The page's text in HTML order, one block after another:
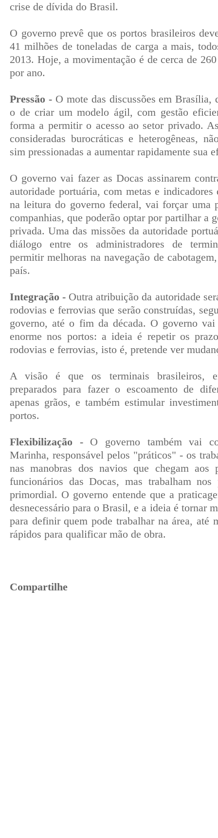
crise de dívida do Brasil.
O governo prevê que os portos brasileiros
41 milhões de toneladas de carga a mais,
2013. Hoje, a movimentação é de cerca de
por ano.
Pressão -O mote das discussões em Brasília,
o de criar um modelo ágil, com gestão
forma a permitir o acesso ao setor privado.
consideradas burocráticas e heterogêneas,
sim pressionadas a aumentar rapidamente sua
O governo vai fazer as Docas assinarem
autoridade portuária, com metas e indicadores
na leitura do governo federal, vai forçar uma
companhias, que poderão optar por partilhar a
privada. Uma das missões da autoridade
diálogo entre os administradores de
permitir melhoras na navegação de
país.
Integração - Outra atribuição da autoridade
rodovias e ferrovias que serão construídas,
governo, até o fim da década. O governo
enorme nos portos: a ideia é repetir os
rodovias e ferrovias, isto é, pretende ver
A visão é que os terminais brasileiros,
preparados para fazer o escoamento de
apenas grãos, e também estimular
portos.
Flexibilização -O governo também vai
Marinha, responsável pelos "práticos" - os
nas manobras dos navios que chegam aos
funcionários das Docas, mas trabalham
primordial. O governo entende que a
desnecessário para o Brasil, e a ideia é tornar
para definir quem pode trabalhar na área, até
rápidos para qualificar mão de obra.
Compartilhe